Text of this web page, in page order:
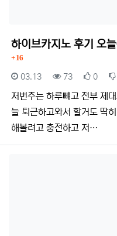
하이브카지노 후기 오
16
등록일
03.13 조회
73 추천
0
저번주는 하루뺴고 전부 제
늘 퇴근하고와서 할거도 딱
해볼려고 충전하고 저…